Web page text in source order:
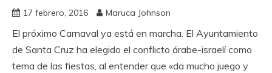
17 febrero, 2016 Maruca Johnson
El próximo Carnaval ya está en marcha. El Ayuntamiento
de Santa Cruz ha elegido el conflicto árabe-israelí como
tema de las fiestas, al entender que «da mucho juego y